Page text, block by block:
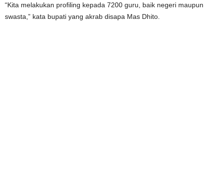
“Kita melakukan profiling kepada 7200 guru, baik negeri maupun
swasta,” kata bupati yang akrab disapa Mas Dhito.